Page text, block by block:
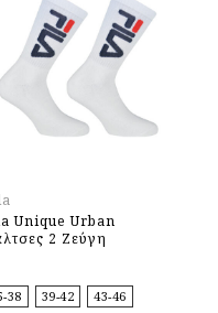
Unique Urban
2 Ζεύγη
38 39-42 43-46